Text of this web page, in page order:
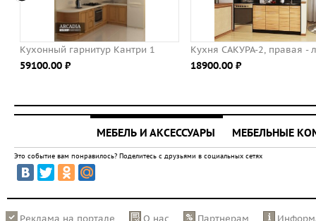
Кухонный гарнитур Кантри 1
59100.00 ⃏
Кухня САКУРА-2, правая -
18900.00 ⃏
МЕБЕЛЬ И АКСЕССУАРЫ МЕБЕЛЬНЫЕ
Это событие вам понравилось? Поделитесь с друзьями в социальных сетях
Реклама на портале О нас Партнерам